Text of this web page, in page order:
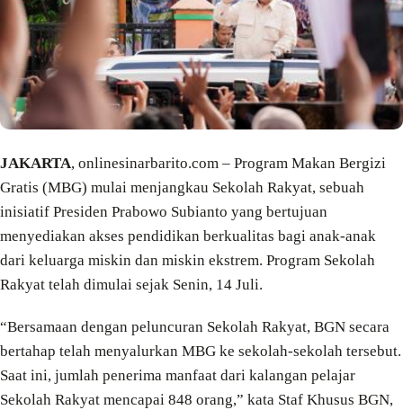
JAKARTA, onlinesinarbarito.com – Program Makan Bergizi
Gratis (MBG) mulai menjangkau Sekolah Rakyat, sebuah
inisiatif Presiden Prabowo Subianto yang bertujuan
menyediakan akses pendidikan berkualitas bagi anak-anak
dari keluarga miskin dan miskin ekstrem. Program Sekolah
Rakyat telah dimulai sejak Senin, 14 Juli.
“Bersamaan dengan peluncuran Sekolah Rakyat, BGN secara
bertahap telah menyalurkan MBG ke sekolah-sekolah tersebut.
Saat ini, jumlah penerima manfaat dari kalangan pelajar
Sekolah Rakyat mencapai 848 orang,” kata Staf Khusus BGN,